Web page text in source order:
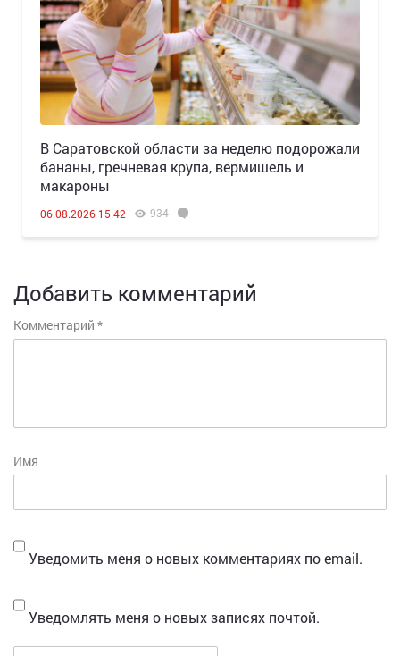
В Саратовской области за неделю подорожали
бананы, гречневая крупа, вермишель и
макароны
06.08.2026 15:42 934
Добавить комментарий
Комментарий *
Имя
Уведомить меня о новых комментариях по email.
Уведомлять меня о новых записях почтой.